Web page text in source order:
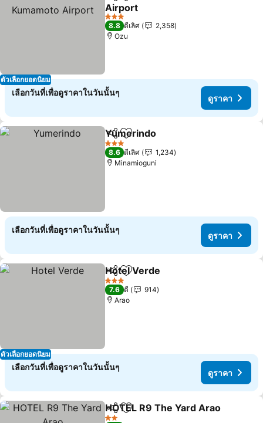
ตัวเลือกยอดนิยม
Airport
3 ดาว
8.8 ดีเลิศ
2,358
Ozu
เลือกวันที่เพื่อดูราคาในวันนั้นๆ
ดูราคา
แชร์ เพิ่มในรายการโปรด
Yumerindo
3 ดาว
8.6 ดีเลิศ
1,234
Minamioguni
เลือกวันที่เพื่อดูราคาในวันนั้นๆ
ดูราคา
ตัวเลือกยอดนิยม
แชร์ เพิ่มในรายการโปรด
Hotel Verde
3 ดาว
7.6 ดี
914
Arao
เลือกวันที่เพื่อดูราคาในวันนั้นๆ
ดูราคา
แชร์ เพิ่มในรายการโปรด
HOTEL R9 The Yard Arao